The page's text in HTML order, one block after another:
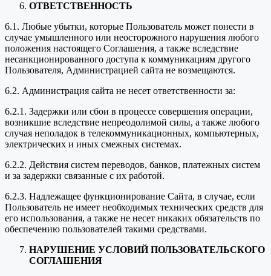
ОТВЕТСТВЕННОСТЬ
6.1. Любые убытки, которые Пользователь может понести в
случае умышленного или неосторожного нарушения любого
положения настоящего Соглашения, а также вследствие
несанкционированного доступа к коммуникациям другого
Пользователя, Администрацией сайта не возмещаются.
6.2. Администрация сайта не несет ответственности за:
6.2.1. Задержки или сбои в процессе совершения операции,
возникшие вследствие непреодолимой силы, а также любого
случая неполадок в телекоммуникационных, компьютерных,
электрических и иных смежных системах.
6.2.2. Действия систем переводов, банков, платежных систем
и за задержки связанные с их работой.
6.2.3. Надлежащее функционирование Сайта, в случае, если
Пользователь не имеет необходимых технических средств для
его использования, а также не несет никаких обязательств по
обеспечению пользователей такими средствами.
НАРУШЕНИЕ УСЛОВИЙ ПОЛЬЗОВАТЕЛЬСКОГО
СОГЛАШЕНИЯ